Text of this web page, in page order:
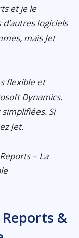
et je le
logiciels
mais Jet
flexible et
Dynamics.
Si
Jet.
– La
&